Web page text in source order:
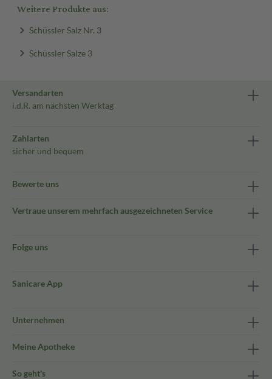
Weitere Produkte aus:
Schüssler Salz Nr. 3
Schüssler Salze 3
Versandarten
i.d.R. am nächsten Werktag
Zahlarten
sicher und bequem
Bewerte uns
Vertraue unserem mehrfach ausgezeichneten Service
Folge uns
Sanicare App
Unternehmen
Meine Apotheke
So geht's